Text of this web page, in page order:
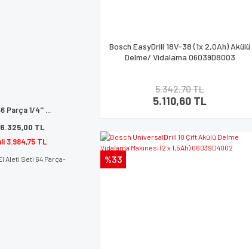
Parça 1/4'' ...
6.325,00 TL
3.984,75 TL
Bosch EasyDrill 18V-38 (1x 2,0Ah) Akülü
Delme/ Vidalama 06039D8003
5.342,70 TL
5.110,60 TL
%33